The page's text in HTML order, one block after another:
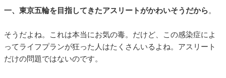
一、東京五輪を目指してきたアスリートがかわいそうだから。
そうだよね。これは本当にお気の毒。だけど、この感染症によ
ってライフプランが狂った人はたくさんいるよね。アスリート
だけの問題ではないのです。